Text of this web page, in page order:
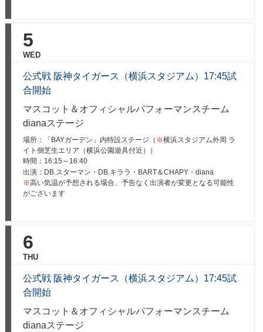
5
WED
公式戦 阪神タイガース（横浜スタジアム）17:45試
合開始
マスコット＆オフィシャルパフォーマンスチーム
dianaステージ
場所：「BAYガーデン」内特設ステージ（ ※横浜スタジアム外周 ラ
イト側芝生エリア（横浜公園遊具付近））
時間： 16:15～16:40
出演：DB.スターマン・DB.キララ・BART＆CHAPY・diana
※高い気温が予想される場合、予告なく出演者が変更となる可能性
がございます
6
THU
公式戦 阪神タイガース（横浜スタジアム）17:45試
合開始
マスコット＆オフィシャルパフォーマンスチーム
dianaステージ